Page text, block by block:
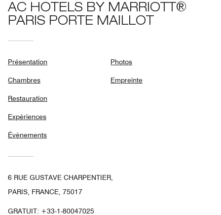
AC HOTELS BY MARRIOTT®
PARIS PORTE MAILLOT
Présentation
Chambres
Restauration
Expériences
Évènements
Photos
Empreinte
6 RUE GUSTAVE CHARPENTIER,
PARIS, FRANCE, 75017
GRATUIT: +33-1-80047025